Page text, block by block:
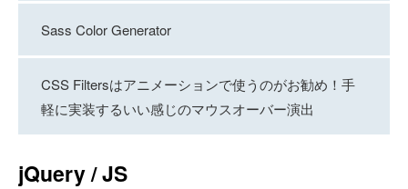
Sass Color Generator
CSS Filtersはアニメーションで使うのがお勧め！手
軽に実装するいい感じのマウスオーバー演出
jQuery / JS